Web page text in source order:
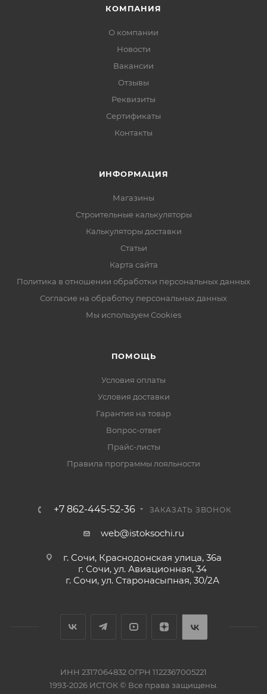
КОМПАНИЯ
О компании
Новости
Вакансии
Отзывы
Реквизиты
Сертификаты
Контакты
ИНФОРМАЦИЯ
Магазины
Строительные калькуляторы
Калькуляторы доставки
Статьи
Карта сайта
Политика в отношении обработки персональных данных
Согласие на обработку персональных данных
Мы используем Cookies
ПОМОЩЬ
Условия оплаты
Условия доставки
Гарантия на товар
Вопрос-ответ
Прайс-листы
Правила программы лояльности
+7 862-445-52-36 ЗАКАЗАТЬ ЗВОНОК
web@istoksochi.ru
г. Сочи, Краснодонская улица, 36а
г. Сочи, ул. Авиационная, 34
г. Сочи, ул. Старонасыпная, 30/2А
ИНН 2317064832 ОГРН 1122367005221
1993-2026 ИСТОК © Все права защищены.